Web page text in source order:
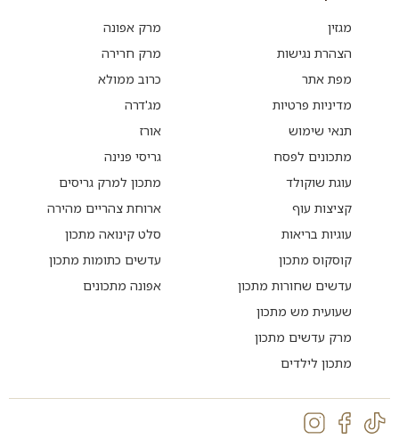
מגזין
הצהרת נגישות
מפת אתר
מדיניות פרטיות
תנאי שימוש
מתכונים לפסח
עוגת שוקולד
קציצות עוף
עוגיות בריאות
קוסקוס מתכון
עדשים שחורות מתכון
שעועית מש מתכון
מרק עדשים מתכון
מתכון לילדים
מרק אפונה
מרק חרירה
כרוב ממולא
מג'דרה
אורז
גריסי פנינה
מתכון למרק גריסים
ארוחת צהריים מהירה
סלט קינואה מתכון
עדשים כתומות מתכון
אפונה מתכונים